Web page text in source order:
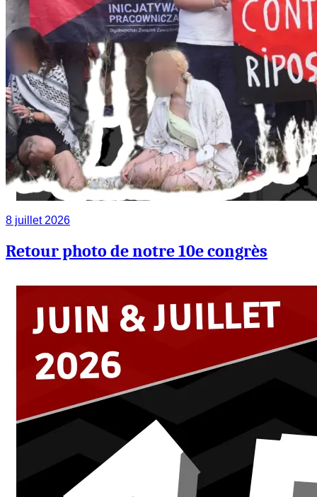
8 juillet 2026
Retour photo de notre 10e congrès